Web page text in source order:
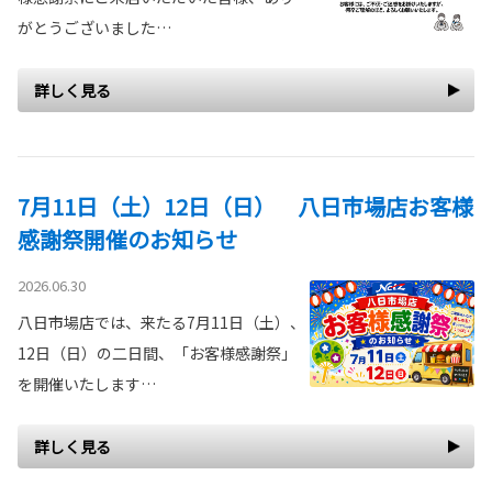
がとうございました…
詳しく見る
7月11日（土）12日（日） 八日市場店お客様
感謝祭開催のお知らせ
2026.06.30
八日市場店では、来たる7月11日（土）、
12日（日）の二日間、「お客様感謝祭」
を開催いたします…
詳しく見る